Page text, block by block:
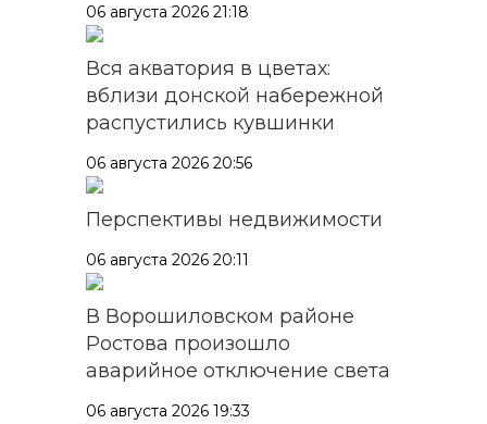
06 августа 2026 21:18
Вся акватория в цветах:
вблизи донской набережной
распустились кувшинки
06 августа 2026 20:56
Перспективы недвижимости
06 августа 2026 20:11
В Ворошиловском районе
Ростова произошло
аварийное отключение света
06 августа 2026 19:33